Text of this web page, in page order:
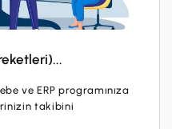
ve ERP programınıza
takibini